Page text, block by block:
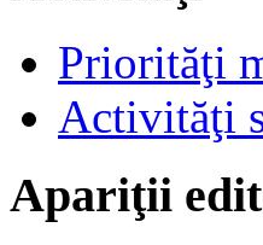
Priorităţi
Activităţi
Apariţii